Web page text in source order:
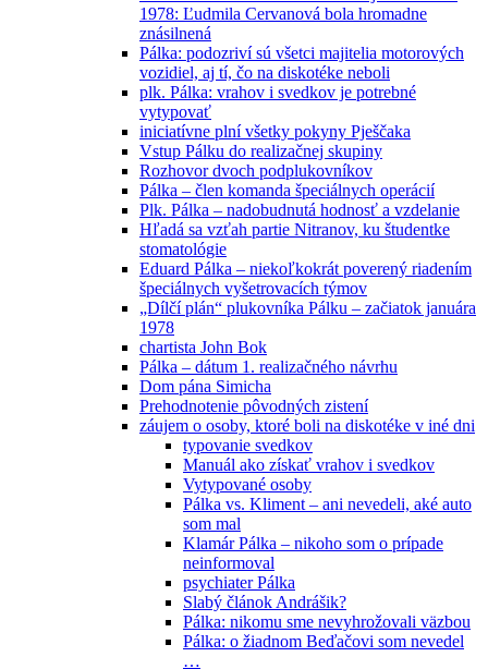
1978: Ľudmila Cervanová bola hromadne
znásilnená
Pálka: podozriví sú všetci majitelia motorových
vozidiel, aj tí, čo na diskotéke neboli
plk. Pálka: vrahov i svedkov je potrebné
vytypovať
iniciatívne plní všetky pokyny Pješčaka
Vstup Pálku do realizačnej skupiny
Rozhovor dvoch podplukovníkov
Pálka – člen komanda špeciálnych operácií
Plk. Pálka – nadobudnutá hodnosť a vzdelanie
Hľadá sa vzťah partie Nitranov, ku študentke
stomatológie
Eduard Pálka – niekoľkokrát poverený riadením
špeciálnych vyšetrovacích týmov
„Dílčí plán“ plukovníka Pálku – začiatok januára
1978
chartista John Bok
Pálka – dátum 1. realizačného návrhu
Dom pána Simicha
Prehodnotenie pôvodných zistení
záujem o osoby, ktoré boli na diskotéke v iné dni
typovanie svedkov
Manuál ako získať vrahov i svedkov
Vytypované osoby
Pálka vs. Kliment – ani nevedeli, aké auto
som mal
Klamár Pálka – nikoho som o prípade
neinformoval
psychiater Pálka
Slabý článok Andrášik?
Pálka: nikomu sme nevyhrožovali väzbou
Pálka: o žiadnom Beďačovi som nevedel
…